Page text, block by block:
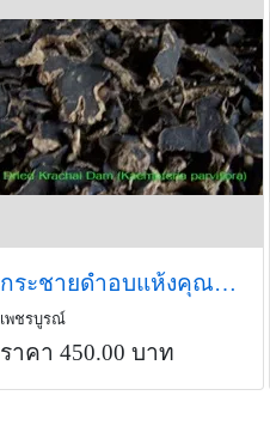
กระชายดำอบแห้งคุณภาพดีเกรดส่งออกมาเล จีน เกาหลี ญี่ปุ่น
เพชรบูรณ์
ราคา 450.00 บาท